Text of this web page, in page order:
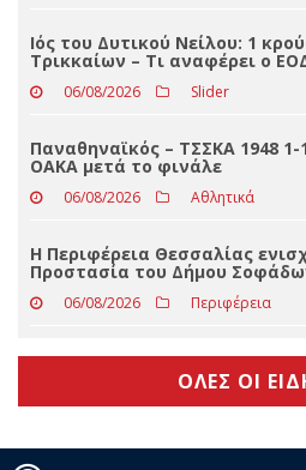
Eφυγε από τη ζωή η Φωτεινή
06/08/2026 Δελτία Τύπου
Ιός του Δυτικού Νείλου: 1
Τρικκαίων – Τι αναφέρει ο
06/08/2026 Slider
Παναθηναϊκός – ΤΣΣΚΑ 1948 1-
ΟΑΚΑ μετά το φινάλε
06/08/2026 Αθλητικά
Η Περιφέρεια Θεσσαλίας
Προστασία του Δήμου
06/08/2026 Περιφέρεια